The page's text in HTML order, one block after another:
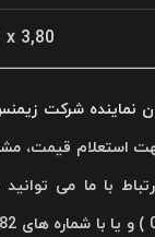
x 3,80
نماینده شرکت
استعلام قیمت،
با ما می